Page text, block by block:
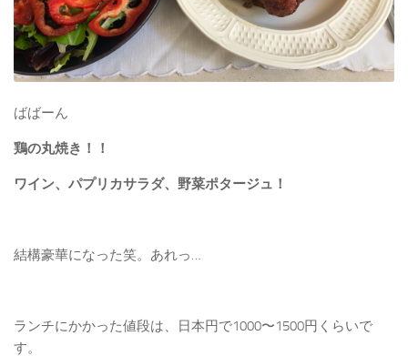
ばばーん
鶏の丸焼き！！
ワイン、パプリカサラダ、野菜ポタージュ！
結構豪華になった笑。あれっ…
ランチにかかった値段は、日本円で1000〜1500円くらいで
す。